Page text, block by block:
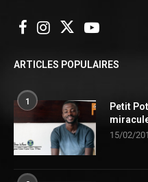
ARTICLES POPULAIRES
1
Petit
15/02/